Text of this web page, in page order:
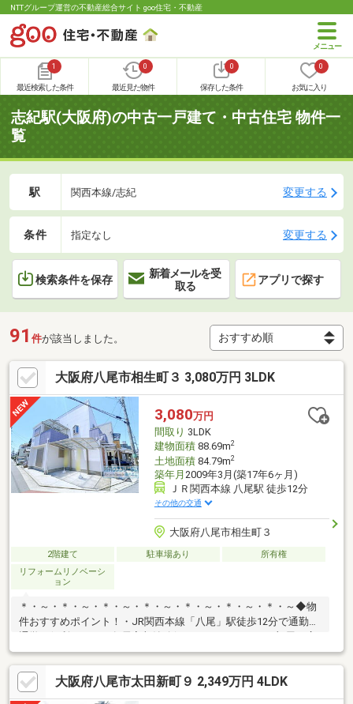
NTTグループ運営の不動産総合サイト goo住宅・不動産
1
最近検索した条件
0
最近見た物件
0
保存した条件
0
お気に入り
志紀駅(大阪府)の中古一戸建て・中古住宅 物件一
覧
駅 関西本線/志紀 変更する
条件 指定なし 変更する
検索条件を保存
新着メールを受
取る
アプリで探す
91 件が該当しました。
大阪府八尾市相生町３ 3,080万円 3LDK
3,080万円
間取り 3LDK
建物面積88.69m2
土地面積84.79m2
築年月 2009年3月(築17年6ヶ月)
ＪＲ関西本線 八尾駅 徒歩12分
その他の交通
大阪府八尾市相生町３
2階建て 駐車場あり
所有権
リフォームリノベーシ
ョン
＊・～・＊・～・＊・～・＊・～・＊・～・＊・～・＊・～◆物
件おすすめポイント！・JR関西本線「八尾」駅徒歩12分で通勤、
く使えます♪・LDK広々20.2帖♪日々を快適にお過ごしいただけま
す♪◆リフォーム時期(2026年3月)・全室クロス張替・外観、バル
コニー塗装・キッチンコンロ取付・洗濯パン取付・ハウスクリー
ニング・防蟻工事施工ハウスフリーダムは【東証スタンダード上
大阪府八尾市太田新町９ 2,349万円 4LDK